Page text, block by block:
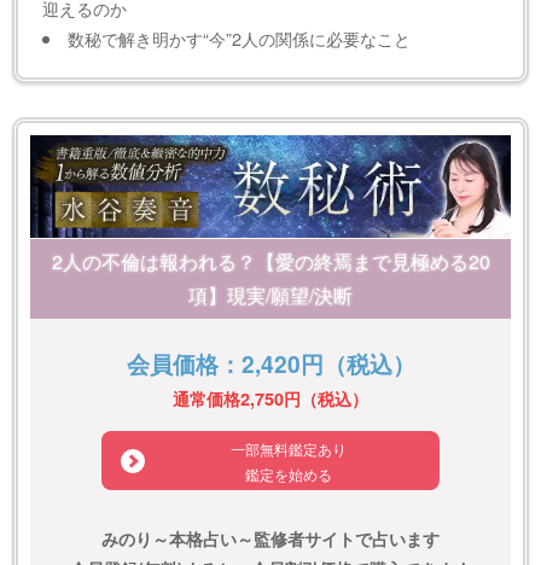
迎えるのか
数秘で解き明かす“今”2人の関係に必要なこと
2人の不倫は報われる？【愛の終焉まで見極める20
項】現実/願望/決断
会員価格：2,420円（税込）
通常価格2,750円（税込）
一部無料鑑定あり
鑑定を始める
みのり～本格占い～監修者サイトで占います